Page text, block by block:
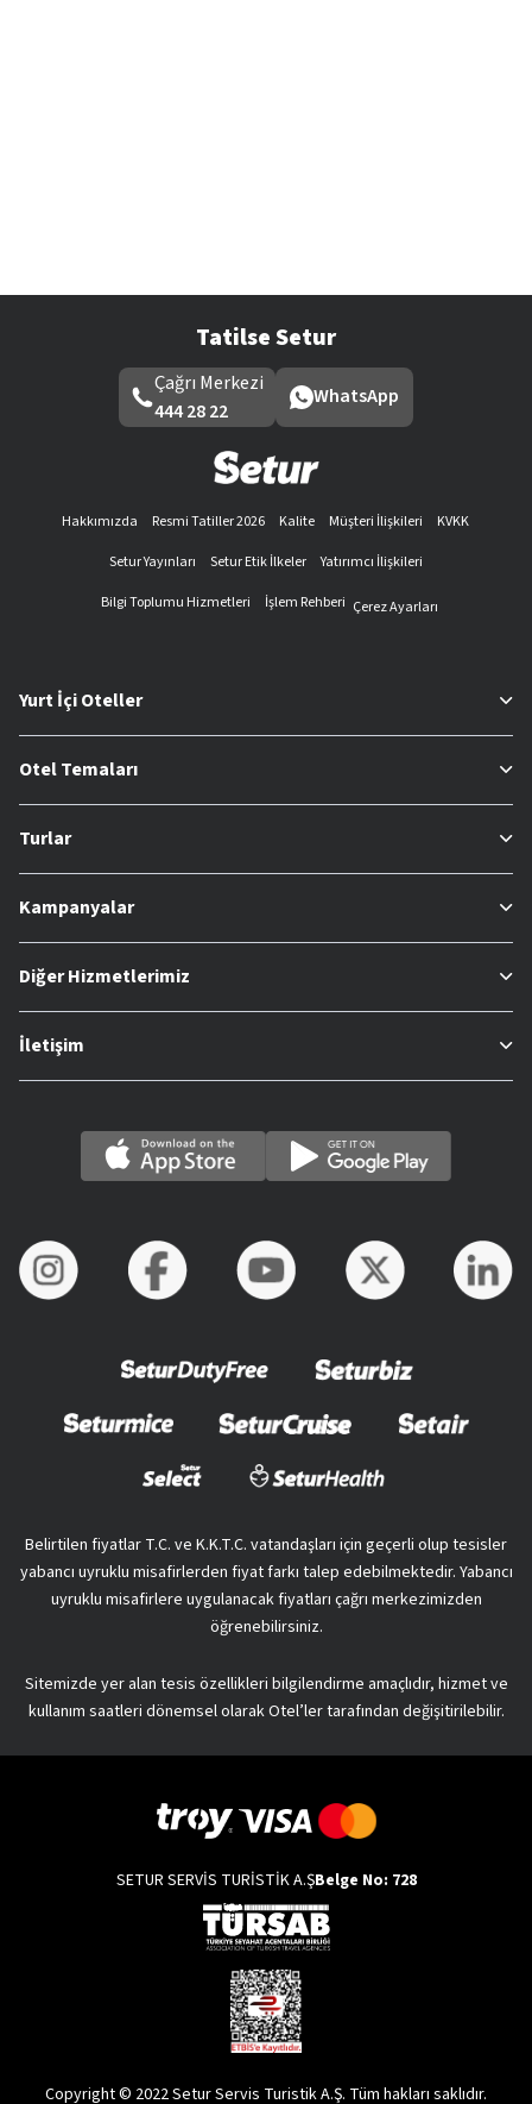
Tatilse Setur
Çağrı Merkezi
444 28 22
WhatsApp
Hakkımızda Resmi Tatiller 2026 Kalite Müşteri İlişkileri
KVKK
Setur Yayınları
Setur Etik İlkeler
Yatırımcı İlişkileri
Bilgi Toplumu Hizmetleri
İşlem Rehberi Çerez Ayarları
Yurt İçi Oteller
Otel Temaları
Turlar
Kampanyalar
Diğer Hizmetlerimiz
İletişim
Belirtilen fiyatlar T.C. ve K.K.T.C. vatandaşları için geçerli olup tesisler
yabancı uyruklu misafirlerden fiyat farkı talep edebilmektedir. Yabancı
uyruklu misafirlere uygulanacak fiyatları çağrı merkezimizden
öğrenebilirsiniz.
Sitemizde yer alan tesis özellikleri bilgilendirme amaçlıdır, hizmet ve
kullanım saatleri dönemsel olarak Otel’ler tarafından değişitirilebilir.
SETUR SERVİS TURİSTİK A.ŞBelge No: 728
Copyright © 2022 Setur Servis Turistik A.Ş. Tüm hakları saklıdır.